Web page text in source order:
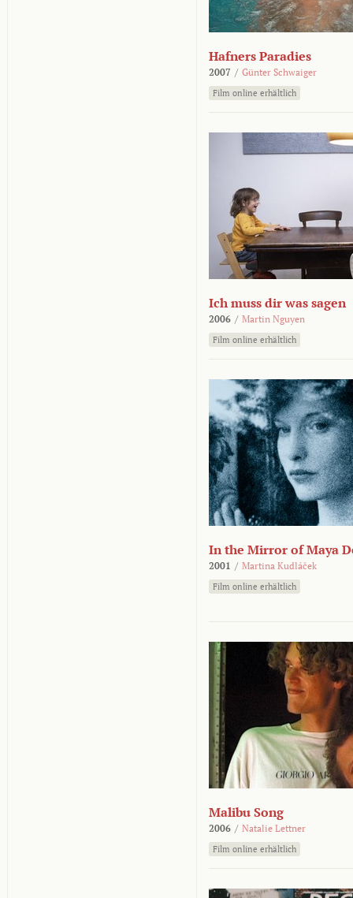
Hafners Paradies
2007 / Günter Schwaiger
Film online erhältlich
Ich muss dir was sagen
2006 / Martin Nguyen
Film online erhältlich
In the Mirror of Maya
2001 / Martina Kudláček
Film online erhältlich
Malibu Song
2006 / Natalie Lettner
Film online erhältlich